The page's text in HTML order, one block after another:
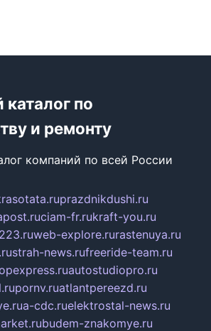
по
и ремонту
компаний по всей России
prazdnikdushi.ru
ciam-fr.rukraft-you.ru
web-explore.rurastenuya.ru
strah-news.rufreeride-team.ru
autostudiopro.ru
pornv.ruatlantpereezd.ru
a-cdc.ruelektrostal-news.ru
budem-znakomye.ru